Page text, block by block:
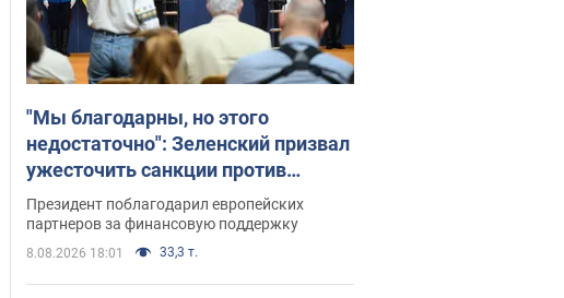
"Мы благодарны, но этого
недостаточно": Зеленский призвал
ужесточить санкции против
России
Президент поблагодарил европейских
партнеров за финансовую поддержку
8.08.2026 18:01 33,3 т.